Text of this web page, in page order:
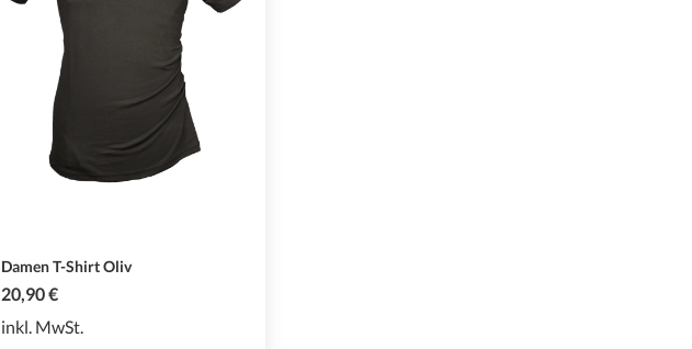
Damen T-Shirt Oliv
20,90€
inkl. MwSt.